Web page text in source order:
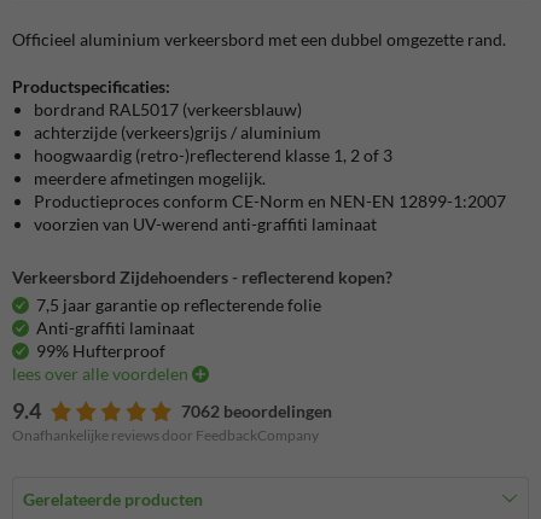
Officieel aluminium verkeersbord met een dubbel omgezette rand.
Productspecificaties:
bordrand RAL5017 (verkeersblauw)
achterzijde (verkeers)grijs / aluminium
hoogwaardig (retro-)reflecterend klasse 1, 2 of 3
meerdere afmetingen mogelijk.
Productieproces conform CE-Norm en NEN-EN 12899-1:2007
voorzien van UV-werend anti-graffiti laminaat
Verkeersbord Zijdehoenders - reflecterend kopen?
7,5 jaar garantie op reflecterende folie
Anti-graffiti laminaat
99% Hufterproof
lees over alle voordelen
9.4 7062 beoordelingen
Onafhankelijke reviews door FeedbackCompany
Gerelateerde producten